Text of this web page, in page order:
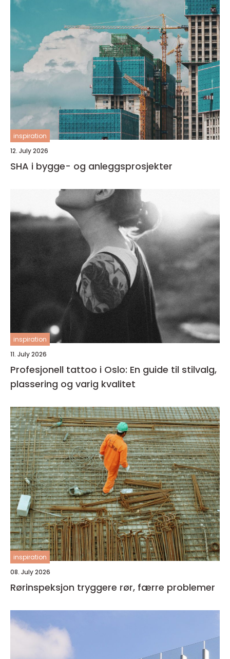
inspiration
12. July 2026
SHA i bygge- og anleggsprosjekter
inspiration
11. July 2026
Profesjonell tattoo i Oslo: En guide til stilvalg,
plassering og varig kvalitet
inspiration
08. July 2026
Rørinspeksjon tryggere rør, færre problemer